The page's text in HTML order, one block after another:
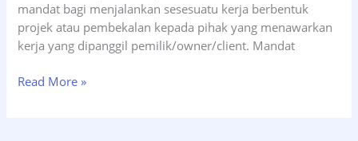
mandat bagi menjalankan sesesuatu kerja berbentuk
projek atau pembekalan kepada pihak yang menawarkan
kerja yang dipanggil pemilik/owner/client. Mandat
Read More »